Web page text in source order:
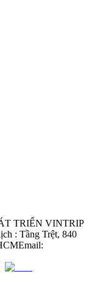
TRIỂN VINTRIP
: Tầng Trệt, 840
Email: